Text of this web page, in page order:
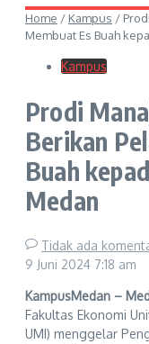
Home / Kampus /
Membuat Es Buah
Kampus
Prodi
Berikan
Buah
Medan
Tidak ada
9 Juni 2024 7:18 am
KampusMedan –
Fakultas Ekonomi
UMI) menggelar